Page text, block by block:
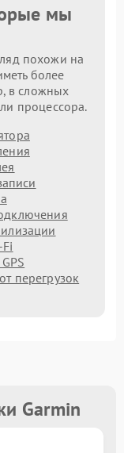
мы
похожи на
более
в сложных
процессора.
перегрузок
Garmin